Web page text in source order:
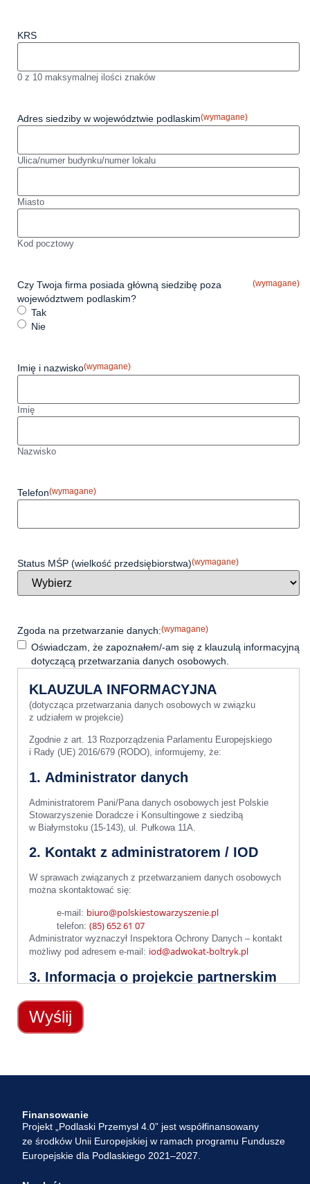
KRS
0 z 10 maksymalnej ilości znaków
Adres siedziby w województwie podlaskim(wymagane)
Ulica/numer budynku/numer lokalu
Miasto
Kod pocztowy
Czy Twoja firma posiada główną siedzibę poza
województwem podlaskim?
(wymagane)
Tak
Nie
Imię i nazwisko(wymagane)
Imię
Nazwisko
Telefon(wymagane)
Status MŚP (wielkość przedsiębiorstwa)(wymagane)
Zgoda na przetwarzanie danych:(wymagane)
Oświadczam, że zapoznałem/-am się z klauzulą informacyjną
dotyczącą przetwarzania danych osobowych.
KLAUZULA INFORMACYJNA
(dotycząca przetwarzania danych osobowych w związku
z udziałem w projekcie)
Zgodnie z art. 13 Rozporządzenia Parlamentu Europejskiego
i Rady (UE) 2016/679 (RODO), informujemy, że:
1. Administrator danych
Administratorem Pani/Pana danych osobowych jest Polskie
Stowarzyszenie Doradcze i Konsultingowe z siedzibą
w Białymstoku (15-143), ul. Pułkowa 11A.
2. Kontakt z administratorem / IOD
W sprawach związanych z przetwarzaniem danych osobowych
można skontaktować się:
e-mail: biuro@polskiestowarzyszenie.pl
telefon: (85) 652 61 07
Administrator wyznaczył Inspektora Ochrony Danych – kontakt
możliwy pod adresem e-mail: iod@adwokat-boltryk.pl
3. Informacja o projekcie partnerskim
Dane osobowe są przetwarzane w związku z realizacją projektu
partnerskiego, w którym:
i Konsultingowe.
projektu współfinansowanego ze środków Unii Europejskiej,
Pani/Pana dane osobowe mogą być przekazywane:
Polskiemu Klastrowi Budowlanemu P.S.A. – jako
beneficjentowi projektu partnerskiego,
Finansowanie
Projekt „Podlaski Przemysł 4.0” jest współfinansowany
ze środków Unii Europejskiej w ramach programu Fundusze
Europejskie dla Podlaskiego 2021–2027.